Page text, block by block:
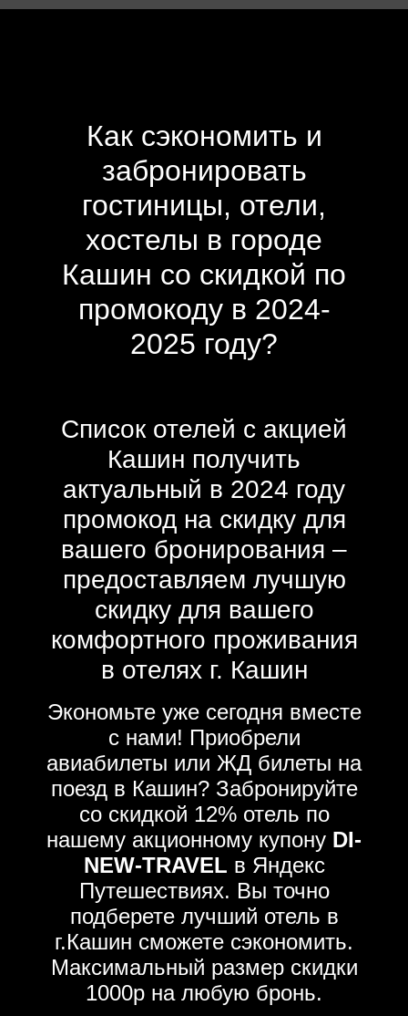
Как сэкономить и
забронировать
гостиницы, отели,
хостелы в городе
Кашин со скидкой по
промокоду в 2024-
2025 году?
Список отелей с акцией
Кашин получить
актуальный в 2024 году
промокод на скидку для
вашего бронирования –
предоставляем лучшую
скидку для вашего
комфортного проживания
в отелях г. Кашин
Экономьте уже сегодня вместе
с нами! Приобрели
авиабилеты или ЖД билеты на
поезд в Кашин? Забронируйте
со скидкой 12% отель по
нашему акционному купону DI-
NEW-TRAVEL в Яндекс
Путешествиях. Вы точно
подберете лучший отель в
г.Кашин сможете сэкономить.
Максимальный размер скидки
1000р на любую бронь.